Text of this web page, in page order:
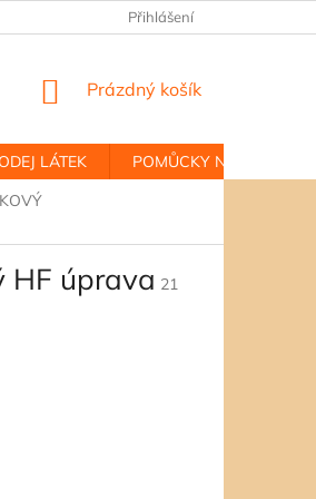
Přihlášení
NÁKUPNÍ
Prázdný košík
LÁTEK POMŮCKY NA VÝCIK A
HF úprava 21